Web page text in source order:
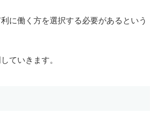
に働く方を選択する必要があるという
ていきます。